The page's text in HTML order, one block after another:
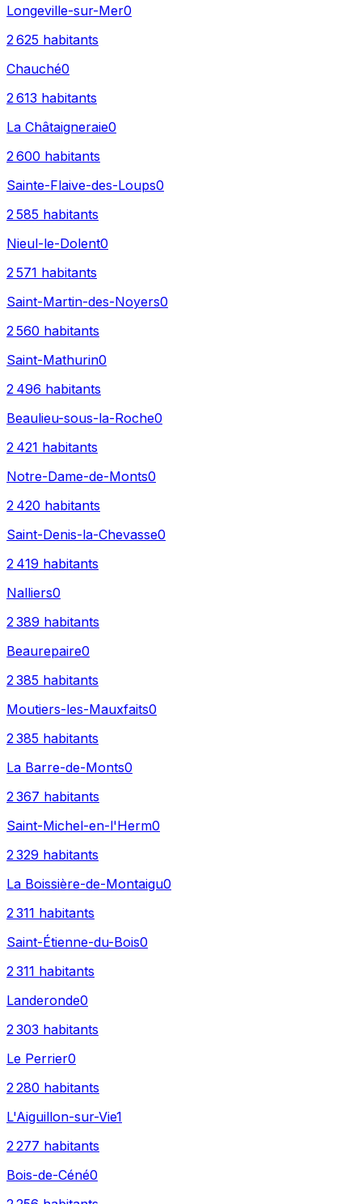
Longeville-sur-Mer0
2 625 habitants
Chauché0
2 613 habitants
La Châtaigneraie0
2 600 habitants
Sainte-Flaive-des-Loups0
2 585 habitants
Nieul-le-Dolent0
2 571 habitants
Saint-Martin-des-Noyers0
2 560 habitants
Saint-Mathurin0
2 496 habitants
Beaulieu-sous-la-Roche0
2 421 habitants
Notre-Dame-de-Monts0
2 420 habitants
Saint-Denis-la-Chevasse0
2 419 habitants
Nalliers0
2 389 habitants
Beaurepaire0
2 385 habitants
Moutiers-les-Mauxfaits0
2 385 habitants
La Barre-de-Monts0
2 367 habitants
Saint-Michel-en-l'Herm0
2 329 habitants
La Boissière-de-Montaigu0
2 311 habitants
Saint-Étienne-du-Bois0
2 311 habitants
Landeronde0
2 303 habitants
Le Perrier0
2 280 habitants
L'Aiguillon-sur-Vie1
2 277 habitants
Bois-de-Céné0